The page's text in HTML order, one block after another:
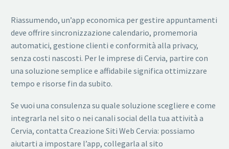
Riassumendo, un’app economica per gestire appuntamenti
deve offrire sincronizzazione calendario, promemoria
automatici, gestione clienti e conformità alla privacy,
senza costi nascosti. Per le imprese di Cervia, partire con
una soluzione semplice e affidabile significa ottimizzare
tempo e risorse fin da subito.
Se vuoi una consulenza su quale soluzione scegliere e come
integrarla nel sito o nei canali social della tua attività a
Cervia, contatta Creazione Siti Web Cervia: possiamo
aiutarti a impostare l’app, collegarla al sito